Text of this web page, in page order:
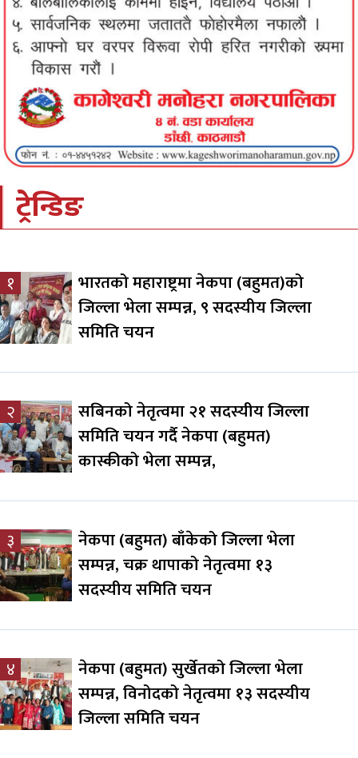
ट्रेन्डिङ
१
भारतको महाराष्ट्रमा नेकपा (बहुमत)को
जिल्ला भेला सम्पन्न, ९ सदस्यीय जिल्ला
समिति चयन
२
सबिनको नेतृत्वमा २१ सदस्यीय जिल्ला
समिति चयन गर्दै नेकपा (बहुमत)
कास्कीको भेला सम्पन्न,
३
नेकपा (बहुमत) बाँकेको जिल्ला भेला
सम्पन्न, चक्र थापाको नेतृत्वमा १३
सदस्यीय समिति चयन
४
नेकपा (बहुमत) सुर्खेतको जिल्ला भेला
सम्पन्न, विनोदको नेतृत्वमा १३ सदस्यीय
जिल्ला समिति चयन